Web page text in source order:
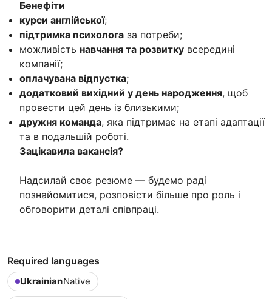
Бенефіти
курси англійської;
підтримка психолога за потреби;
можливість навчання та розвитку всередині
компанії;
оплачувана відпустка;
додатковий вихідний у день народження, щоб
провести цей день із близькими;
дружня команда, яка підтримає на етапі адаптації
та в подальшій роботі.
Зацікавила вакансія?
Надсилай своє резюме — будемо раді
познайомитися, розповісти більше про роль і
обговорити деталі співпраці.
Required languages
UkrainianNative